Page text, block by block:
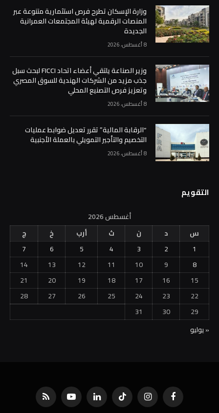
وزارة الإسكان تطرح فرص استثمارية متنوعة عبر
المنصات الرقمية لهيئة المجتمعات العمرانية
الجديدة
8 أغسطس، 2026
وزير الصناعة يلتقي أعضاء اتحاد FICCI لبحث سبل
جذب مزيد من الشركات الهندية للسوق المصري
وتعزيز فرص التصنيع المحلي
8 أغسطس، 2026
“الرقابة المالية” تقرر تعديل ضوابط عمليات
التخصيم والتأجير التمويلي بالعملة الأجنبية
8 أغسطس، 2026
التقويم
أغسطس 2026
س
د ن ث أرب خ
ج
1
2
3
4
5
6
7
8
9
10
11
12
13
14
15
16
17
18
19
20
21
22
23
24
25
26
27
28
29
30
31
« يوليو
فيسبوك الانستغرامتيكتوك لينكدإن يوتيوب RSS